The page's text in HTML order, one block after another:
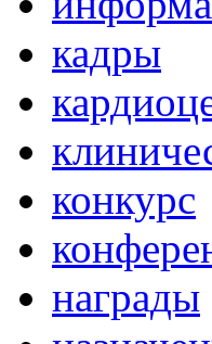
кадры
конкурс
награды